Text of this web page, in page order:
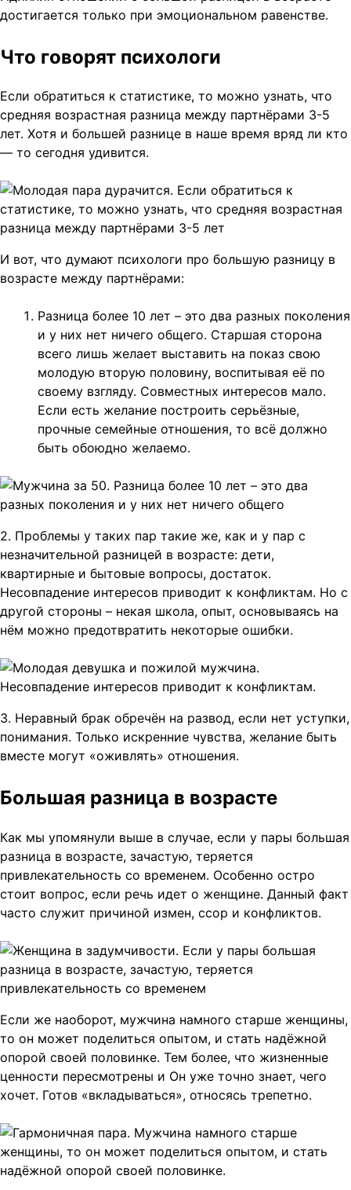
достигается только при эмоциональном равенстве.
Что говорят психологи
Если обратиться к статистике, то можно узнать, что
средняя возрастная разница между партнёрами 3-5
лет. Хотя и большей разнице в наше время вряд ли кто
— то сегодня удивится.
И вот, что думают психологи про большую разницу в
возрасте между партнёрами:
Разница более 10 лет – это два разных поколения
и у них нет ничего общего. Старшая сторона
всего лишь желает выставить на показ свою
молодую вторую половину, воспитывая её по
своему взгляду. Совместных интересов мало.
Если есть желание построить серьёзные,
прочные семейные отношения, то всё должно
быть обоюдно желаемо.
2. Проблемы у таких пар такие же, как и у пар с
незначительной разницей в возрасте: дети,
квартирные и бытовые вопросы, достаток.
Несовпадение интересов приводит к конфликтам. Но с
другой стороны – некая школа, опыт, основываясь на
нём можно предотвратить некоторые ошибки.
3. Неравный брак обречён на развод, если нет уступки,
понимания. Только искренние чувства, желание быть
вместе могут «оживлять» отношения.
Большая разница в возрасте
Как мы упомянули выше в случае, если у пары большая
разница в возрасте, зачастую, теряется
привлекательность со временем. Особенно остро
стоит вопрос, если речь идет о женщине. Данный факт
часто служит причиной измен, ссор и конфликтов.
Если же наоборот, мужчина намного старше женщины,
то он может поделиться опытом, и стать надёжной
опорой своей половинке. Тем более, что жизненные
ценности пересмотрены и Он уже точно знает, чего
хочет. Готов «вкладываться», относясь трепетно.